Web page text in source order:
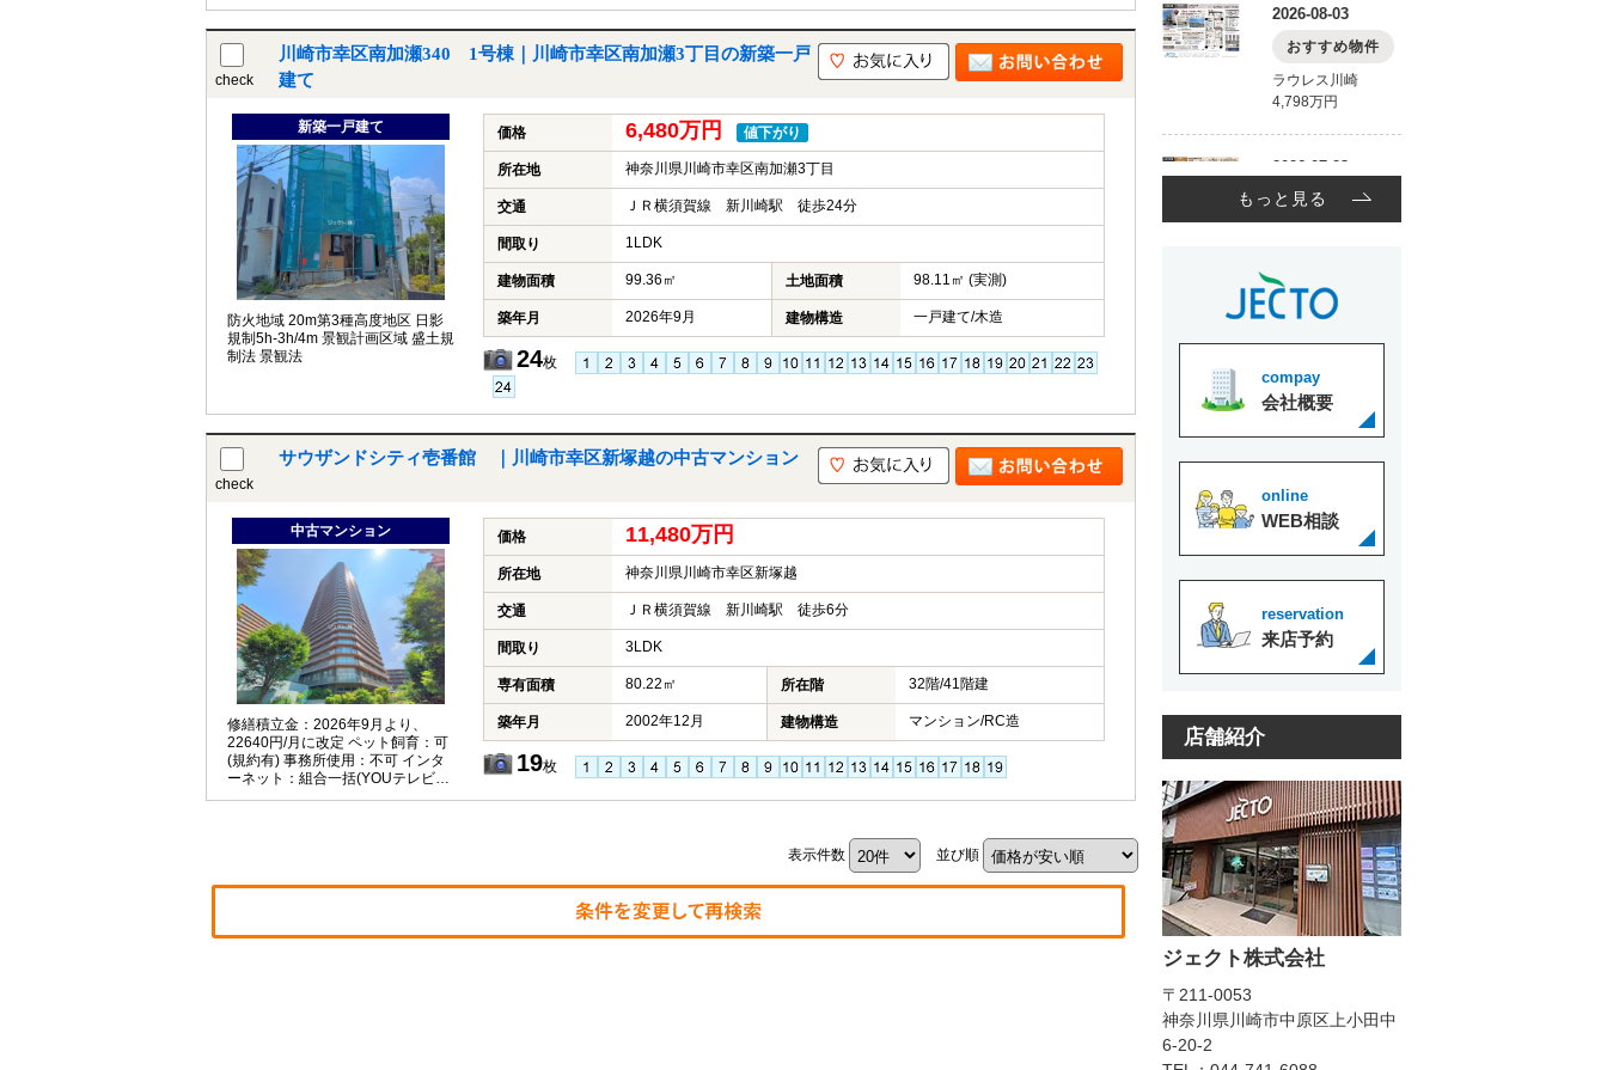
check
川崎市幸区南加瀬340 1号棟｜川崎市幸区南加瀬3丁目の新築一戸
建て
新築一戸建て
防火地域 20m第3種高度地区 日影
規制5h-3h/4m 景観計画区域 盛土規
制法 景観法
価格 6,480万円 値下がり
所在地 神奈川県川崎市幸区南加瀬3丁目
交通 ＪＲ横須賀線 新川崎駅 徒歩24分
間取り 1LDK
建物面積 99.36㎡ 土地面積 98.11㎡ (実測)
築年月 2026年9月 建物構造 一戸建て/木造
24枚
check
サウザンドシティ壱番館 ｜川崎市幸区新塚越の中古マンション
中古マンション
修繕積立金：2026年9月より、
22640円/月に改定 ペット飼育：可
(規約有) 事務所使用：不可 インタ
ーネット：組合一括(YOUテレビ、
利用有無を問わず費用負担有) トラ
価格 11,480万円
所在地 神奈川県川崎市幸区新塚越
交通 ＪＲ横須賀線 新川崎駅 徒歩6分
間取り 3LDK
専有面積 80.22㎡ 所在階 32階/41階建
築年月 2002年12月 建物構造 マンション/RC造
19枚
表示件数 並び順
もっと見る
compay
会社概要
online
WEB相談
reservation
来店予約
店舗紹介
ジェクト株式会社
〒211-0053
神奈川県川崎市中原区上小田中
6-20-2